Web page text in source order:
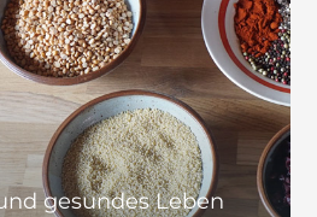
gesundes Leben